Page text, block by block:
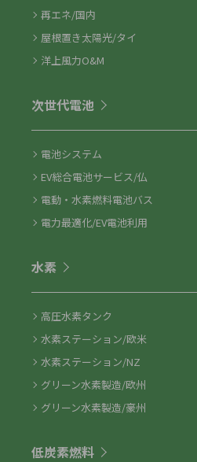
再エネ/国内
屋根置き太陽光/タイ
洋上風力O&M
次世代電池
電池システム
EV総合電池サービス/仏
電動・水素燃料電池バス
電力最適化/EV電池利用
水素
高圧水素タンク
水素ステーション/欧米
水素ステーション/NZ
グリーン水素製造/欧州
グリーン水素製造/豪州
低炭素燃料